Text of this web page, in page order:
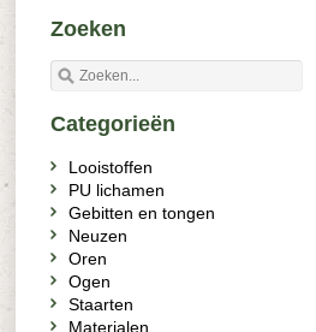
Zoeken
Categorieën
Looistoffen
PU lichamen
Gebitten en tongen
Neuzen
Oren
Ogen
Staarten
Materialen